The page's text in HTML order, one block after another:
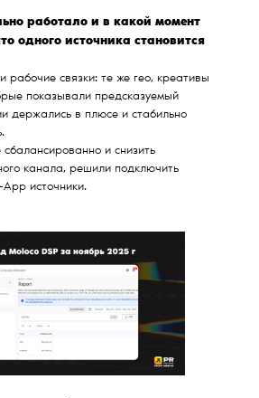
работало и в какой момент
одного источника становится
рабочие связки: те же гео, креативы
показывали предсказуемый
держались в плюсе и стабильно
и снизить
канала, решили подключить
источники.